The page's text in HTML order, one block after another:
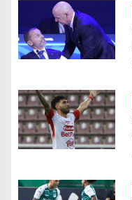
d
e
n
r